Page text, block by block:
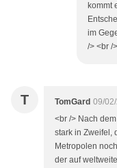
kommt
im
/> <br /
T TomGard 09/
<br /> Nach
stark in Zweifel,
Metropolen
der auf